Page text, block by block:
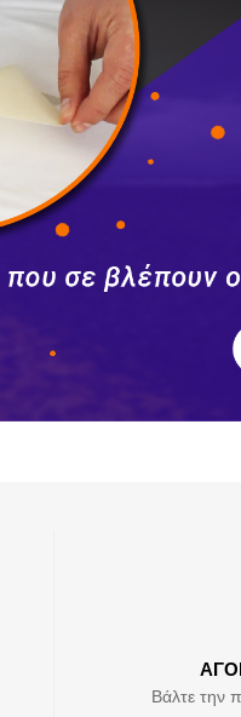
Βάλτε την